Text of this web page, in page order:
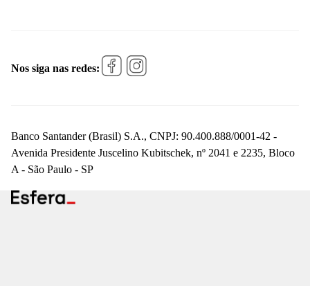
Nos siga nas redes:
Banco Santander (Brasil) S.A., CNPJ: 90.400.888/0001-42 -
Avenida Presidente Juscelino Kubitschek, nº 2041 e 2235, Bloco
A - São Paulo - SP